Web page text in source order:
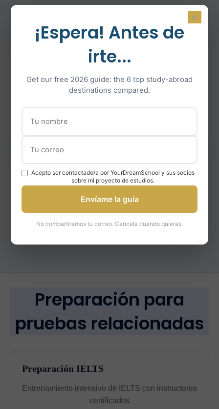
«YourDreamSchool me ayudó a perfeccionar mi
ensueño. El proceso fue transparente y muy
– Juan Pérez
«Gracias a su entrenamiento de prueba, mi
puntaje IELTS aumentó 1.5 puntos. ¡Recomiendo
altamente sus servicios!»
Preparación para
pruebas relacionadas
Preparación IELTS
Entrenamiento intensivo de IELTS con instructores
certificados
×
¡Espera! Antes de
irte...
Get our free 2026 guide: the 6 top study-abroad
destinations compared.
Acepto ser contactado/a por YourDreamSchool y sus socios
sobre mi proyecto de estudios.
Envíame la guía
No compartiremos tu correo. Cancela cuando quieras.